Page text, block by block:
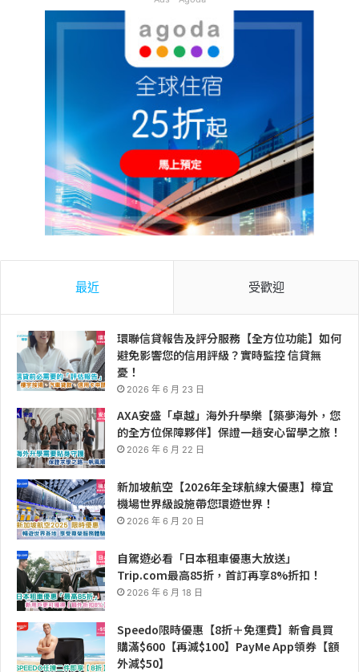
最近 受歡迎
環聯信貸報告及評分服務【全方位功能】如何
避免影響您的信用評級？實時監控 信貸無
憂！
2026 年 6 月 23 日
AXA安盛「卓越」海外升學樂【築夢海外，您
的全方位保障夥伴】保證一趟安心留學之旅！
2026 年 6 月 22 日
新加坡航空【2026年全球航線大優惠】樟宜
機場世界級設施帶您環遊世界！
2026 年 6 月 20 日
自駕遊必看「日本租車優惠大放送」
Trip.com最高85折，首訂再享8%折扣！
2026 年 6 月 18 日
Speedo限時優惠【8折＋免運費】新會員買
購滿$600【再減$100】PayMe App領券【額
外減$50】